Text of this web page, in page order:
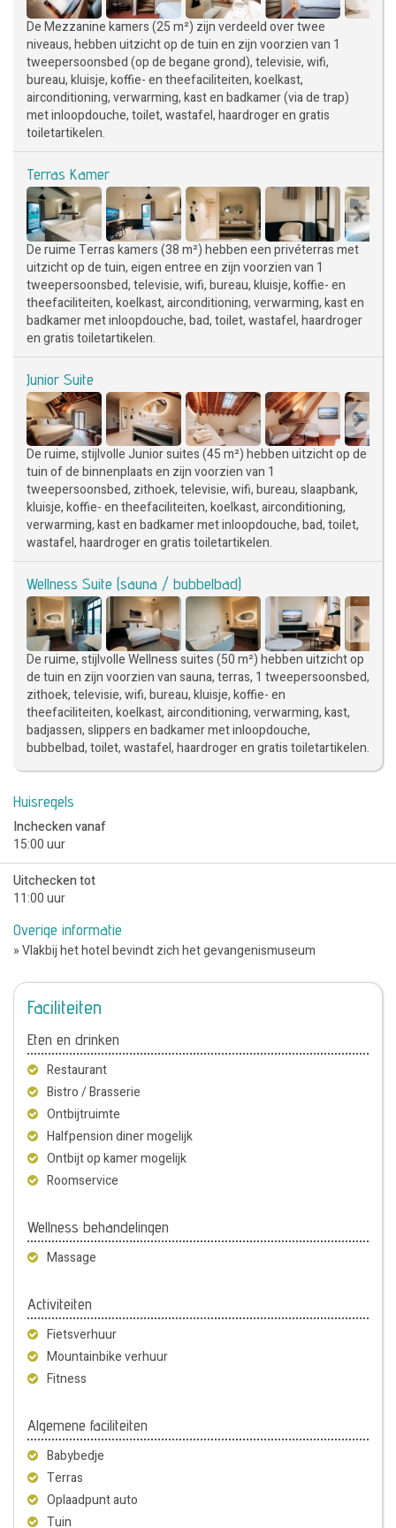
De Mezzanine kamers (25 m²) zijn verdeeld over twee
niveaus, hebben uitzicht op de tuin en zijn voorzien van 1
tweepersoonsbed (op de begane grond), televisie, wifi,
bureau, kluisje, koffie- en theefaciliteiten, koelkast,
airconditioning, verwarming, kast en badkamer (via de trap)
met inloopdouche, toilet, wastafel, haardroger en gratis
toiletartikelen.
Terras Kamer
De ruime Terras kamers (38 m²) hebben een privéterras met
uitzicht op de tuin, eigen entree en zijn voorzien van 1
tweepersoonsbed, televisie, wifi, bureau, kluisje, koffie- en
theefaciliteiten, koelkast, airconditioning, verwarming, kast en
badkamer met inloopdouche, bad, toilet, wastafel, haardroger
en gratis toiletartikelen.
Junior Suite
De ruime, stijlvolle Junior suites (45 m²) hebben uitzicht op de
tuin of de binnenplaats en zijn voorzien van 1
tweepersoonsbed, zithoek, televisie, wifi, bureau, slaapbank,
kluisje, koffie- en theefaciliteiten, koelkast, airconditioning,
verwarming, kast en badkamer met inloopdouche, bad, toilet,
wastafel, haardroger en gratis toiletartikelen.
Wellness Suite (sauna / bubbelbad)
De ruime, stijlvolle Wellness suites (50 m²) hebben uitzicht op
de tuin en zijn voorzien van sauna, terras, 1 tweepersoonsbed,
zithoek, televisie, wifi, bureau, kluisje, koffie- en
theefaciliteiten, koelkast, airconditioning, verwarming, kast,
badjassen, slippers en badkamer met inloopdouche,
bubbelbad, toilet, wastafel, haardroger en gratis toiletartikelen.
Huisregels
Inchecken vanaf
15:00 uur
Uitchecken tot
11:00 uur
Overige informatie
» Vlakbij het hotel bevindt zich het gevangenismuseum
Faciliteiten
Eten en drinken
Restaurant
Bistro / Brasserie
Ontbijtruimte
Halfpension diner mogelijk
Ontbijt op kamer mogelijk
Roomservice
Wellness behandelingen
Massage
Activiteiten
Fietsverhuur
Mountainbike verhuur
Fitness
Algemene faciliteiten
Babybedje
Terras
Oplaadpunt auto
Tuin